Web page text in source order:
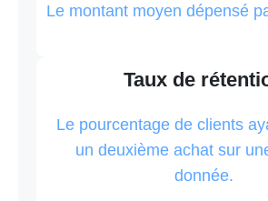
Le montant moyen dépensé
Taux de
Le pourcentage de clients
un deuxième achat sur
donnée.